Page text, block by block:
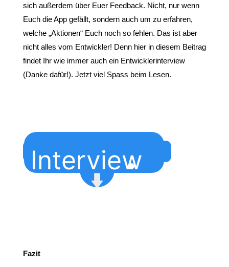
sich außerdem über Euer Feedback. Nicht, nur wenn
Euch die App gefällt, sondern auch um zu erfahren,
welche „Aktionen“ Euch noch so fehlen. Das ist aber
nicht alles vom Entwickler! Denn hier in diesem Beitrag
findet Ihr wie immer auch ein Entwicklerinterview
(Danke dafür!). Jetzt viel Spass beim Lesen.
Interview
Fazit